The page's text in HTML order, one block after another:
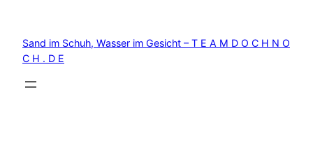
springen
Sand im Schuh, Wasser im Gesicht – T E A M D O C H N O
C H . D E